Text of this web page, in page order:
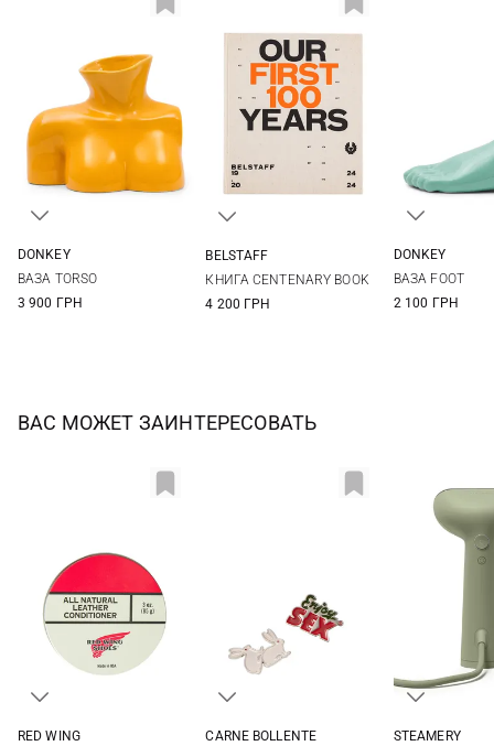
DONKEY
ВАЗА TORSO
3 900 ГРН
BELSTAFF
КНИГА CENTENARY BOOK
4 200 ГРН
DONKEY
ВАЗА FOOT
2 100 ГРН
ВАС МОЖЕТ ЗАИНТЕРЕСОВАТЬ
RED WING
CARNE BOLLENTE
STEAMERY